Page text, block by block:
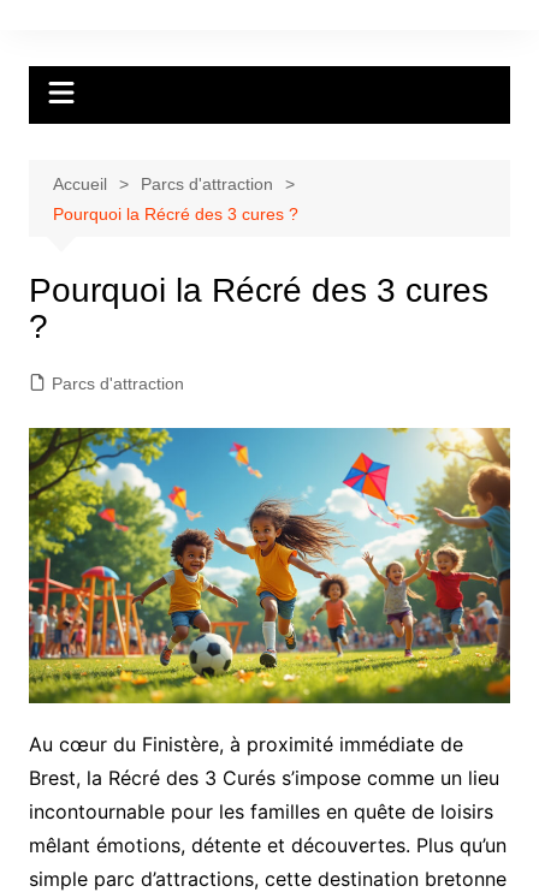
Accueil
Parcs d'attraction
Pourquoi la Récré des 3 cures ?
Pourquoi la Récré des 3 cures
?
Parcs d'attraction
Au cœur du Finistère, à proximité immédiate de
Brest, la Récré des 3 Curés s’impose comme un lieu
incontournable pour les familles en quête de loisirs
mêlant émotions, détente et découvertes. Plus qu’un
simple parc d’attractions, cette destination bretonne